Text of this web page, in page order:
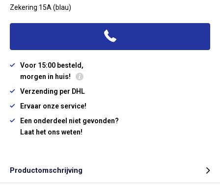
Zekering 15A (blau)
Voor 15:00 besteld,
morgen in huis!
Verzending per DHL
Ervaar onze service!
Een onderdeel niet gevonden?
Laat het ons weten!
Productomschrijving